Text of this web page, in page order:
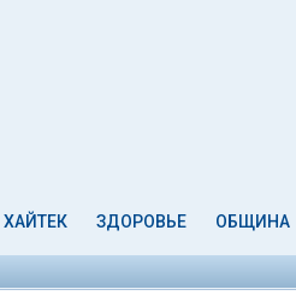
ХАЙТЕК ЗДОРОВЬЕ ОБЩИНА